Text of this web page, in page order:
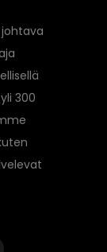
johtava
300